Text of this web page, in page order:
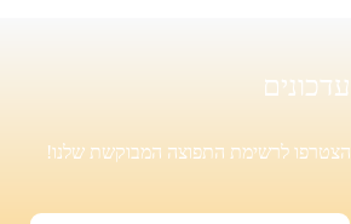
עדכונים
הצטרפו לרשימת התפוצה המבוקשת שלנו!